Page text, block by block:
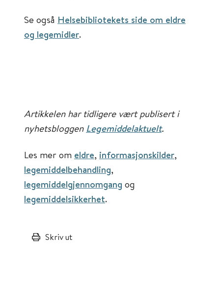
Se også Helsebibliotekets side om eldre
og legemidler.
Artikkelen har tidligere vært publisert i
nyhetsbloggen Legemiddelaktuelt.
Les mer om eldre, informasjonskilder,
legemiddelbehandling,
legemiddelgjennomgang og
legemiddelsikkerhet.
Skriv ut